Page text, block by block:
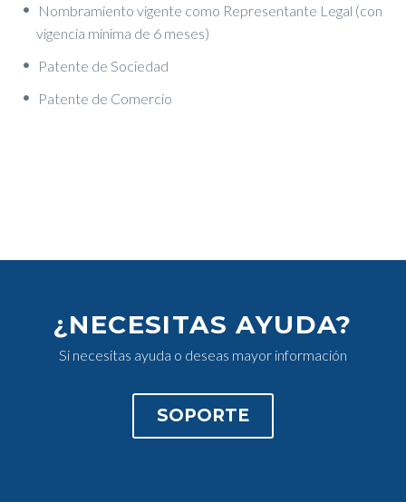
Nombramiento vigente como Representante Legal (con
vigencia mínima de 6 meses)
Patente de Sociedad
Patente de Comercio
¿NECESITAS AYUDA?
Si necesitas ayuda o deseas mayor información
SOPORTE